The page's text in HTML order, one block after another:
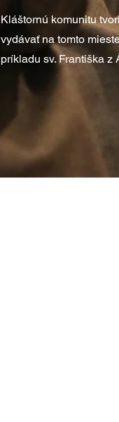
Kláštornú komunitu
vydávať na tomto
príkladu sv. Františka z